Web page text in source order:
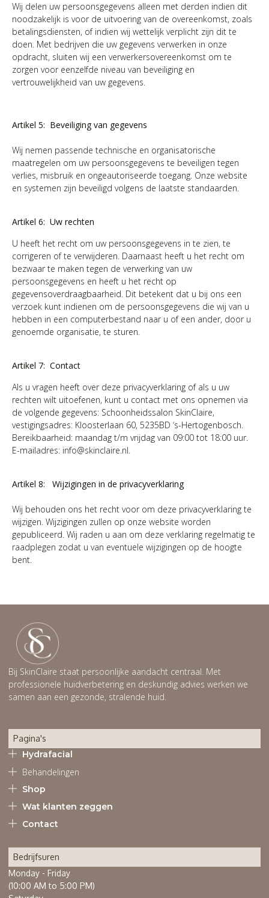
Wij delen uw persoonsgegevens alleen met derden indien dit
noodzakelijk is voor de uitvoering van de overeenkomst, zoals
betalingsdiensten, of indien wij wettelijk verplicht zijn dit te
doen. Met bedrijven die uw gegevens verwerken in onze
opdracht, sluiten wij een verwerkersovereenkomst om te
zorgen voor eenzelfde niveau van beveiliging en
vertrouwelijkheid van uw gegevens.
Artikel 5: Beveiliging van gegevens
Wij nemen passende technische en organisatorische
maatregelen om uw persoonsgegevens te beveiligen tegen
verlies, misbruik en ongeautoriseerde toegang. Onze website
en systemen zijn beveiligd volgens de laatste standaarden.
Artikel 6: Uw rechten
U heeft het recht om uw persoonsgegevens in te zien, te
corrigeren of te verwijderen. Daarnaast heeft u het recht om
bezwaar te maken tegen de verwerking van uw
persoonsgegevens en heeft u het recht op
gegevensoverdraagbaarheid. Dit betekent dat u bij ons een
verzoek kunt indienen om de persoonsgegevens die wij van u
hebben in een computerbestand naar u of een ander, door u
genoemde organisatie, te sturen.
Artikel 7: Contact
Als u vragen heeft over deze privacyverklaring of als u uw
rechten wilt uitoefenen, kunt u contact met ons opnemen via
de volgende gegevens: Schoonheidssalon SkinClaire,
vestigingsadres: Kloosterlaan 60, 5235BD ‘s-Hertogenbosch.
Bereikbaarheid: maandag t/m vrijdag van 09:00 tot 18:00 uur.
E-mailadres: info@skinclaire.nl.
Artikel 8: Wijzigingen in de privacyverklaring
Wij behouden ons het recht voor om deze privacyverklaring te
wijzigen. Wijzigingen zullen op onze website worden
gepubliceerd. Wij raden u aan om deze verklaring regelmatig te
raadplegen zodat u van eventuele wijzigingen op de hoogte
bent.
Bij SkinClaire staat persoonlijke aandacht centraal. Met
professionele huidverbetering en deskundig advies werken we
samen aan een gezonde, stralende huid.
Pagina's
Hydrafacial
Behandelingen
Shop
Wat klanten zeggen
Contact
Bedrijfsuren
Monday - Friday
(10:00 AM to 5:00 PM)